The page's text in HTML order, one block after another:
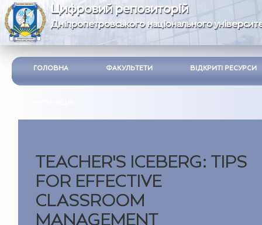
Цифровий репозиторій
Дніпропетровського національного
ГОЛОВНА ФАКУЛЬТЕТИ ВІДКРИТІ РЕСУРСИ
TEACHER’S ICEBERG: TIPS
FOR EFFECTIVE
CLASSROOM
MANAGEMENT